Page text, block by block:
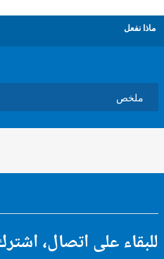
على اتصال، اشترك في: